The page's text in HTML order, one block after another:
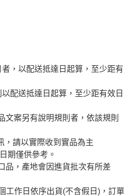
，以配送抵達日起算，至少距有
配送抵達日起算，至少距有效日
文案另有說明規則者，依該規則
，請以實際收到實品為主
期僅供參考。
品，產地會因進貨批次有所差
工作日依序出貨(不含假日)，訂單